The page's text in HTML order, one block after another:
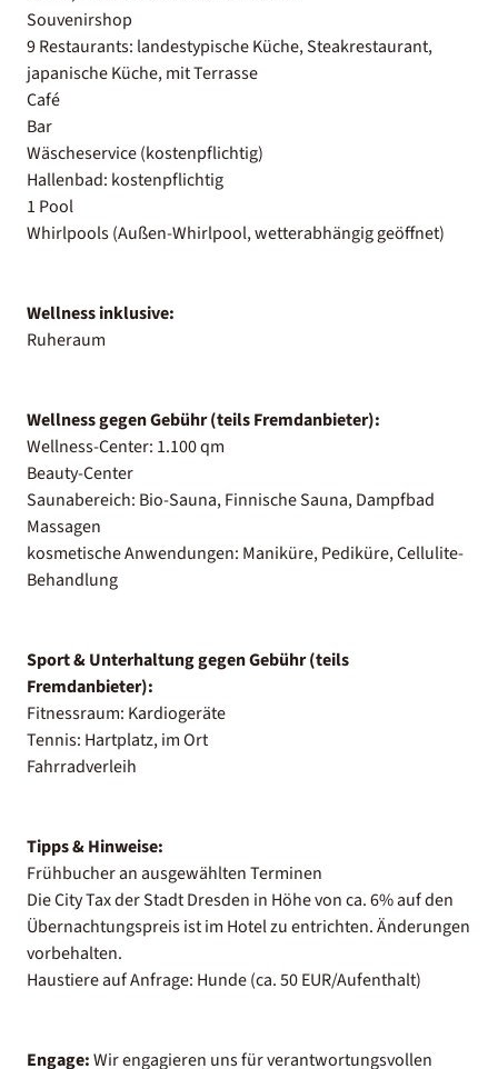
Souvenirshop
9 Restaurants: landestypische Küche, Steakrestaurant,
japanische Küche, mit Terrasse
Café
Bar
Wäscheservice (kostenpflichtig)
Hallenbad: kostenpflichtig
1 Pool
Whirlpools (Außen-Whirlpool, wetterabhängig geöffnet)
Wellness inklusive:
Ruheraum
Wellness gegen Gebühr (teils Fremdanbieter):
Wellness-Center: 1.100 qm
Beauty-Center
Saunabereich: Bio-Sauna, Finnische Sauna, Dampfbad
Massagen
kosmetische Anwendungen: Maniküre, Pediküre, Cellulite-
Behandlung
Sport & Unterhaltung gegen Gebühr (teils
Fremdanbieter):
Fitnessraum: Kardiogeräte
Tennis: Hartplatz, im Ort
Fahrradverleih
Tipps & Hinweise:
Frühbucher an ausgewählten Terminen
Die City Tax der Stadt Dresden in Höhe von ca. 6% auf den
Übernachtungspreis ist im Hotel zu entrichten. Änderungen
vorbehalten.
Haustiere auf Anfrage: Hunde (ca. 50 EUR/Aufenthalt)
Engage:Wir engagieren uns für verantwortungsvollen